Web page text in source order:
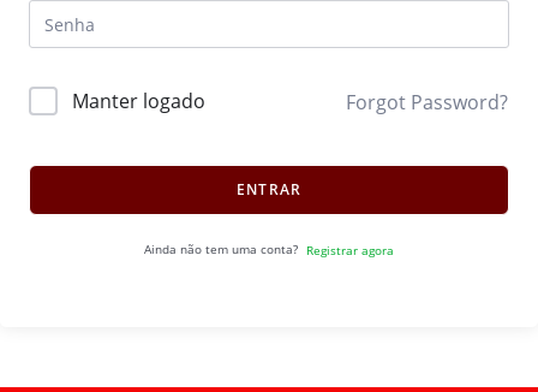
Manter logado Forgot Password?
ENTRAR
Ainda não tem uma conta? Registrar agora